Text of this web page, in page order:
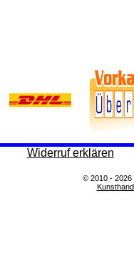
Widerruf erklären
© 2010 - 2026